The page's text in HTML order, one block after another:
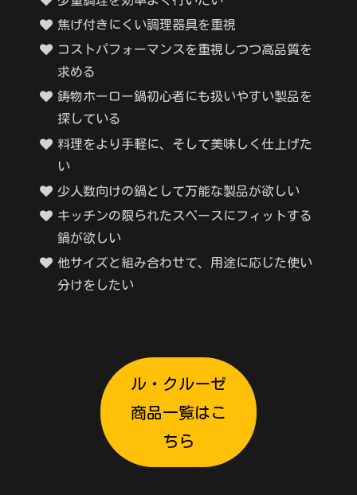
焦げ付きにくい調理器具を重視
コストパフォーマンスを重視しつつ高品質を
求める
鋳物ホーロー鍋初心者にも扱いやすい製品を
探している
料理をより手軽に、そして美味しく仕上げた
い
少人数向けの鍋として万能な製品が欲しい
キッチンの限られたスペースにフィットする
鍋が欲しい
他サイズと組み合わせて、用途に応じた使い
分けをしたい
ル・クルーゼ
商品一覧はこ
ちら